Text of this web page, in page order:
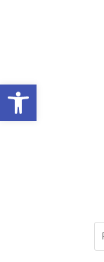
Open toolbar